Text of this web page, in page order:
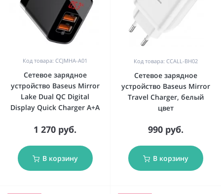
Код товара: CCJMHA-A01
Сетевое зарядное
устройство Baseus Mirror
Lake Dual QC Digital
Display Quick Charger A+A
1 270 руб.
В корзину
Код товара: CCALL-BH02
Сетевое зарядное
устройство Baseus Mirror
Travel Charger, белый
цвет
990 руб.
В корзину